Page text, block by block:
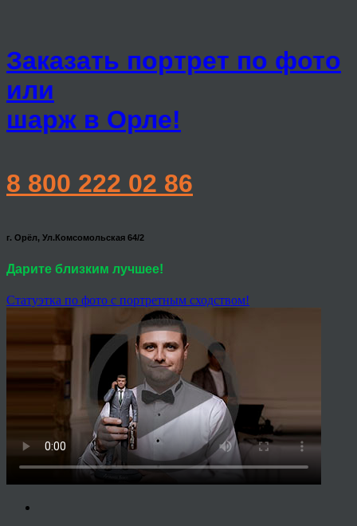
Заказать портрет по фото
или
шарж в Орле!
8 800 222 02 86
г. Орёл, Ул.Комсомольская 64/2
Дарите близким лучшее!
Статуэтка по фото с портретным сходством!